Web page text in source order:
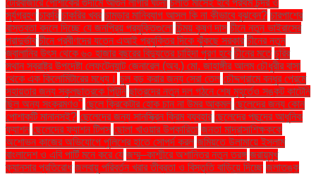
টেরিবাজারে পোশাকের গুদামে আগুন লাগার ঘটনা চলতি মাসেই হবে প্রথম চন্দ্র ও
সূর্যগ্রহণ চাকরি চাকরির খবর চামড়ার মানিব্যাগ আসল কি না কীভাবে বুঝবেন? চারপাশের
বাস্তবতা বদলে দিচ্ছে যে জনপ্রিয় প্রযুক্তিগুলো চিন্ময় কৃষ্ণ দাস চীনে নতুন ভাইরাসের
প্রাদুর্ভাব চীনে প্রবীণদের যত্নে এআই প্রযুক্তির দিকে ঝুঁকছে সরকার চীনের নতুন
জ্বালানির উৎস থেকে ৬০ হাজার বছরের বিদ্যুতের চাহিদা পূরণ হবে চীনের মতে চুরির
স্থান স্বরাষ্ট্র উপদেষ্টা লেফটেন্যান্ট জেনারেল (অব.) মো. জাহাঙ্গীর আলম চৌধুরীর বাসা
থেকে এক কিলোমিটারের মধ্যে। চুল বড় করার জন্য সেরা তেল চৌদ্দগ্রামে বন্ধুর প্রেমে
সহায়তার জন্য স্কুলছাত্রকে পিটুনি ছাত্রদের নতুন দল গঠনে শেষ মুহূর্তেও সঙ্কট কাটেনি
ছিল অন্য সংক্রমণও" ছেলে ক্রিকেটার হোক চান না উমর আকমল ছেলেদের জন্য কোন
পোশাকটি মানানসই? ছেলেদের জন্য সানস্ক্রিন ক্রিম ব্যবহার ছেলেদের পছন্দের আধুনিক
ফ্যাশন ছেলেদের ফ্যাশন টিপস ছোলা খাওয়ার উপকারিতা জনতা মাদ্রাসাশিক্ষককে
অশোভন কাজের অভিযোগে পুলিশের হাতে সোপর্দ করল জমিয়তে উলামায়ে ইসলাম
বাংলাদেশ ও এবি পার্টি মনে করে যে জম্মু–কাশ্মীরে অশান্তির নতুন তরঙ্গ জরায়ুমুখ
ক্যানসার প্রতিরোধ জলবায়ু পরিবর্তন খরার তীব্রতা ও বিস্তৃতি বাড়িয়ে দিচ্ছে জলাতঙ্ক